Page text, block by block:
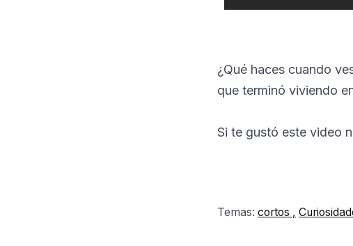
¿Qué haces cuando
que terminó viviendo
Si te gustó este video
Temas: cortos